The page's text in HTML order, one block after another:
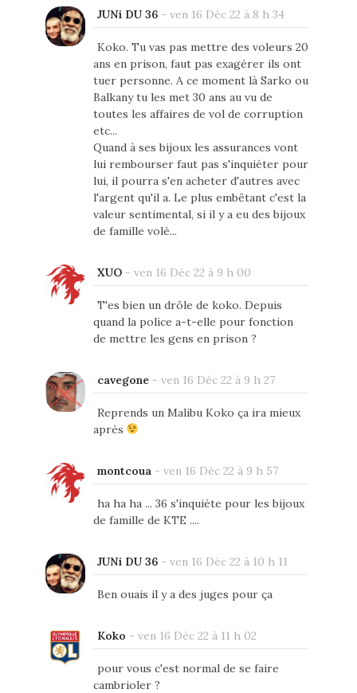
JUNi DU 36- ven 16 Déc 22 à 8 h 34
Koko. Tu vas pas mettre des voleurs 20
ans en prison, faut pas exagérer ils ont
tuer personne. A ce moment là Sarko ou
Balkany tu les met 30 ans au vu de
toutes les affaires de vol de corruption
etc...
Quand à ses bijoux les assurances vont
lui rembourser faut pas s'inquiéter pour
lui, il pourra s'en acheter d'autres avec
l'argent qu'il a. Le plus embêtant c'est la
valeur sentimental, si il y a eu des bijoux
de famille volé...
XUO- ven 16 Déc 22 à 9 h 00
T'es bien un drôle de koko. Depuis
quand la police a-t-elle pour fonction
de mettre les gens en prison ?
cavegone- ven 16 Déc 22 à 9 h 27
Reprends un Malibu Koko ça ira mieux
après
montcoua - ven 16 Déc 22 à 9 h 57
ha ha ha ... 36 s'inquiète pour les bijoux
de famille de KTE ....
JUNi DU 36- ven 16 Déc 22 à 10 h 11
Ben ouais il y a des juges pour ça
Koko - ven 16 Déc 22 à 11 h 02
pour vous c'est normal de se faire
cambrioler ?